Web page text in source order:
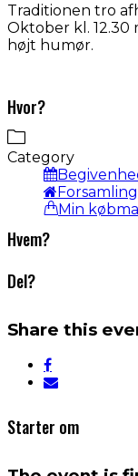
Traditionen tro
Oktober kl. 12.30
højt humør.
Hvor?
Category
Min
Hvem?
Del?
Share this
Starter om